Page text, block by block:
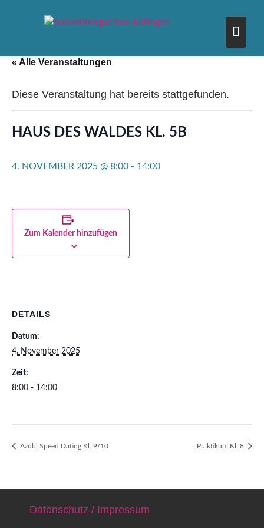
« Alle Veranstaltungen
Diese Veranstaltung hat bereits stattgefunden.
HAUS DES WALDES KL. 5B
4. NOVEMBER 2025 @ 8:00 - 14:00
Zum Kalender hinzufügen
DETAILS
Datum:
4. November 2025
Zeit:
8:00 - 14:00
Azubi Speed Dating Kl. 9/10 Praktikum Kl. 8
Datenschutz / Impressum